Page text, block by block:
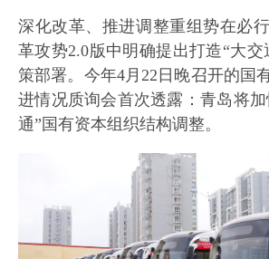
深化改革、推进调整重组势在必
革攻势2.0版中明确提出打造“大
策部署。今年4月22日晚召开的国
进情况质询会首次透露：青岛将加
通”国有资本组织结构调整。